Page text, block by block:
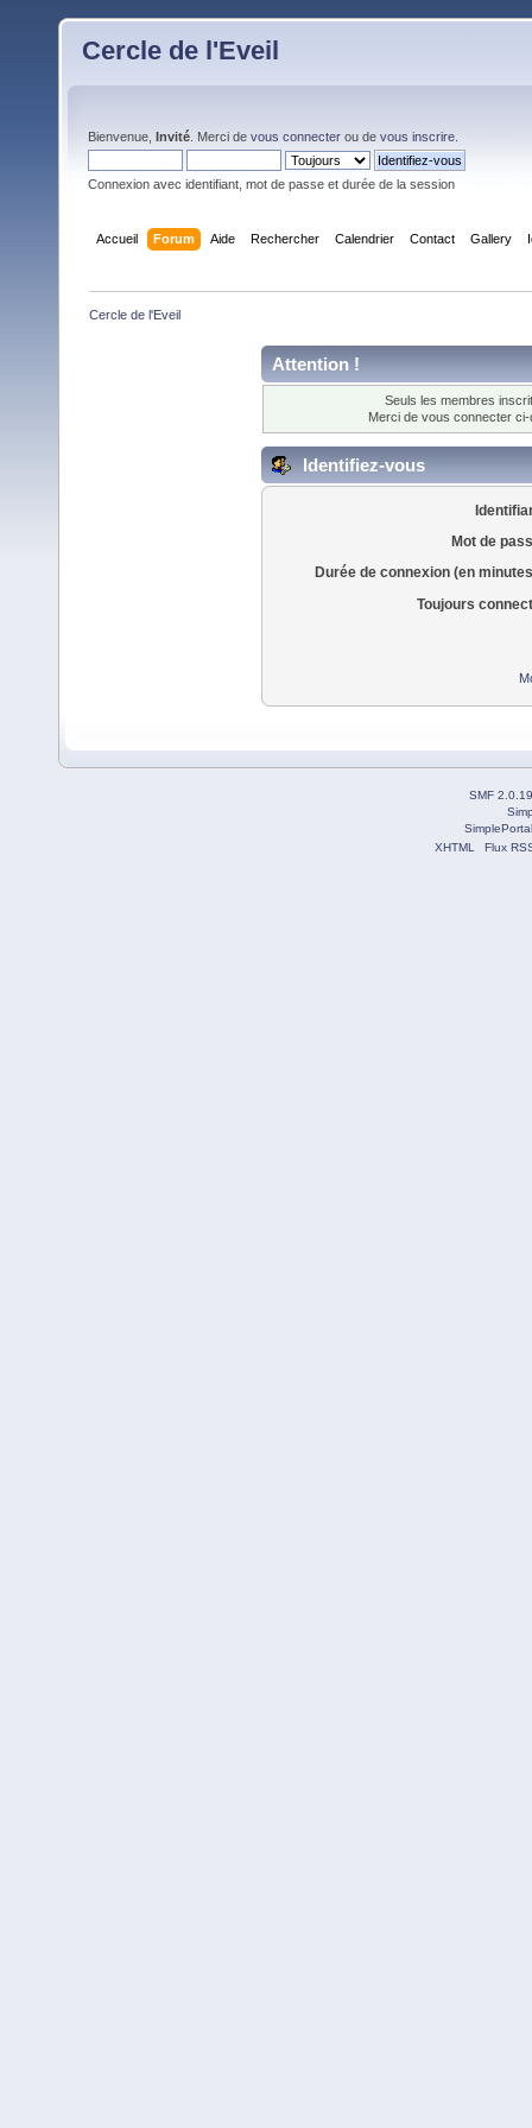
Cercle de l'Eveil
Bienvenue, Invité . Merci de vous connecter ou de vous inscrire
Connexion avec identifiant, mot de passe et durée de la session
Accueil Forum Aide Rechercher Calendrier Contact Gallery
Cercle de l'Eveil
Attention !
Seuls les membres
Merci de vous connecter
Identifiez-vous
Mot de
Durée de connexion (en
Toujours
SMF 2.0.19
XHTML
Flux